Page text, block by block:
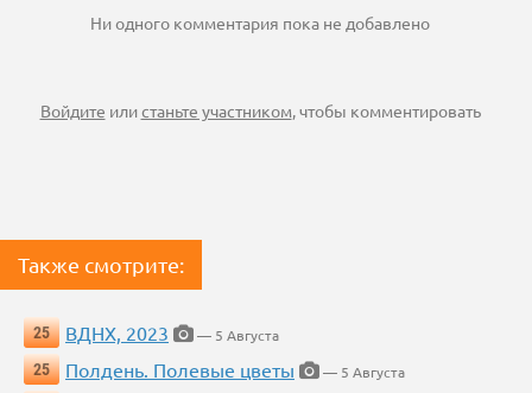
Ни одного комментария пока не добавлено
Войдите илистаньте участником, чтобы комментировать
Также смотрите:
25 ВДНХ, 2023
— 5 Августа
25
Полдень. Полевые цветы
— 5 Августа